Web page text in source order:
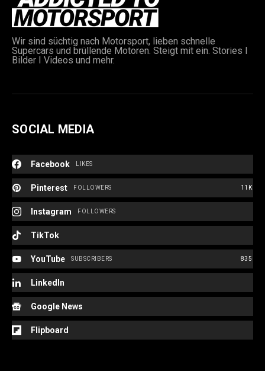
der
Produktseite
gewählt
werden
Wir sind süchtig nach Motorsport, lieben schnelle
Supercars und brüllende Motoren. Steigt mit ein. Stories I
Bilder I Videos und mehr.
SOCIAL MEDIA
Facebook LIKES
Pinterest 11K
FOLLOWERS
Instagram FOLLOWERS
TikTok
YouTube 835
SUBSCRIBERS
LinkedIn
Google News
Flipboard